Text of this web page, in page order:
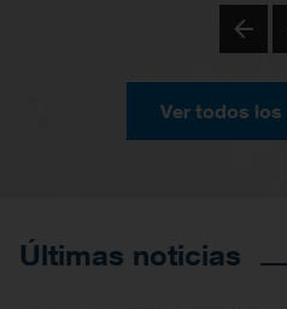
Ver todos
Últimas noticias